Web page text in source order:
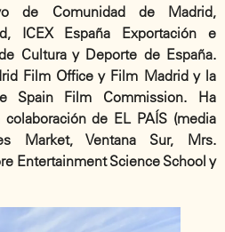
de Comunidad de Madrid,
ICEX España Exportación e
Cultura y Deporte de España.
Film Office y Film Madrid y la
Spain Film Commission. Ha
de EL PAÍS (media
Market, Ventana Sur, Mrs.
Entertainment Science School y